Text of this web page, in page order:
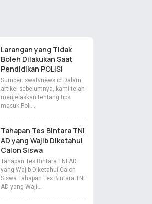
Larangan yang Tidak
Boleh Dilakukan Saat
Pendidikan POLISI
Sumber: swatvnews.id Dalam
artikel sebelumnya, kami telah
menjelaskan tentang tips
masuk Poli…
Tahapan Tes Bintara TNI
AD yang Wajib Diketahui
Calon Siswa
Tahapan Tes Bintara TNI AD
yang Wajib Diketahui Calon
Siswa Tahapan Tes Bintara TNI
AD yang Waji…